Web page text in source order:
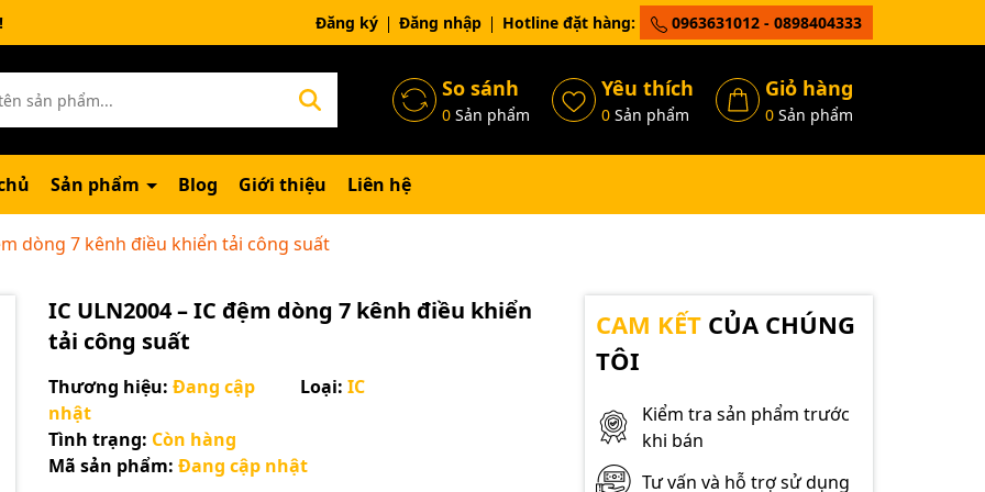
chờ đợi bạn Đăng ký Đăng nhập Hotline đặt hàng: 0963631012 - 0898404333
So sánh
0Sản phẩm
Yêu thích
0Sản phẩm
Giỏ hàng
0Sản phẩm
Sản phẩm Blog Giới thiệu Liên hệ
dòng 7 kênh điều khiển tải công suất
IC ULN2004 – IC đệm dòng 7 kênh điều khiển
tải công suất
Thương hiệu: Đang cập
nhật
Loại: IC
Tình trạng: Còn hàng
Mã sản phẩm: Đang cập nhật
CAM KẾTCỦA CHÚNG
TÔI
Kiểm tra sản phẩm trước
khi bán
Tư vấn và hỗ trợ sử dụng
Mã giảm giá: